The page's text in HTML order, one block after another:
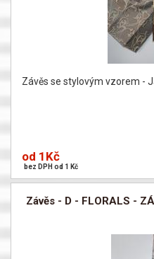
Závěs se stylovým vzorem -
od 1Kč
bez DPH od 1 Kč
Závěs - D - FLORALS -